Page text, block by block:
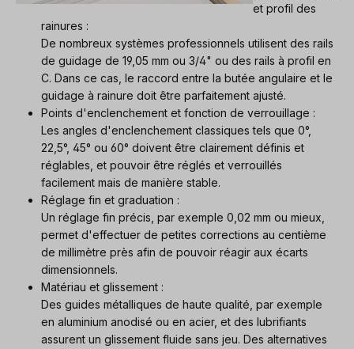
et profil des
rainures :
De nombreux systèmes professionnels utilisent des rails
de guidage de 19,05 mm ou 3/4" ou des rails à profil en
C. Dans ce cas, le raccord entre la butée angulaire et le
guidage à rainure doit être parfaitement ajusté.
Points d'enclenchement et fonction de verrouillage :
Les angles d'enclenchement classiques tels que 0°,
22,5°, 45° ou 60° doivent être clairement définis et
réglables, et pouvoir être réglés et verrouillés
facilement mais de manière stable.
Réglage fin et graduation :
Un réglage fin précis, par exemple 0,02 mm ou mieux,
permet d'effectuer de petites corrections au centième
de millimètre près afin de pouvoir réagir aux écarts
dimensionnels.
Matériau et glissement :
Des guides métalliques de haute qualité, par exemple
en aluminium anodisé ou en acier, et des lubrifiants
assurent un glissement fluide sans jeu. Des alternatives